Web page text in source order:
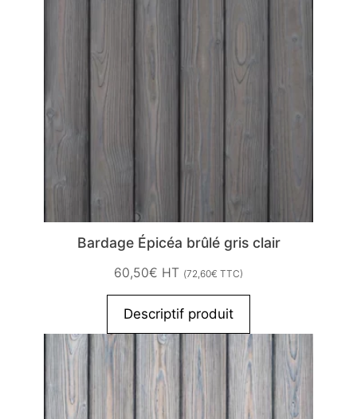
Bardage Épicéa brûlé gris clair
60,50€ HT (72,60€ TTC)
Descriptif produit